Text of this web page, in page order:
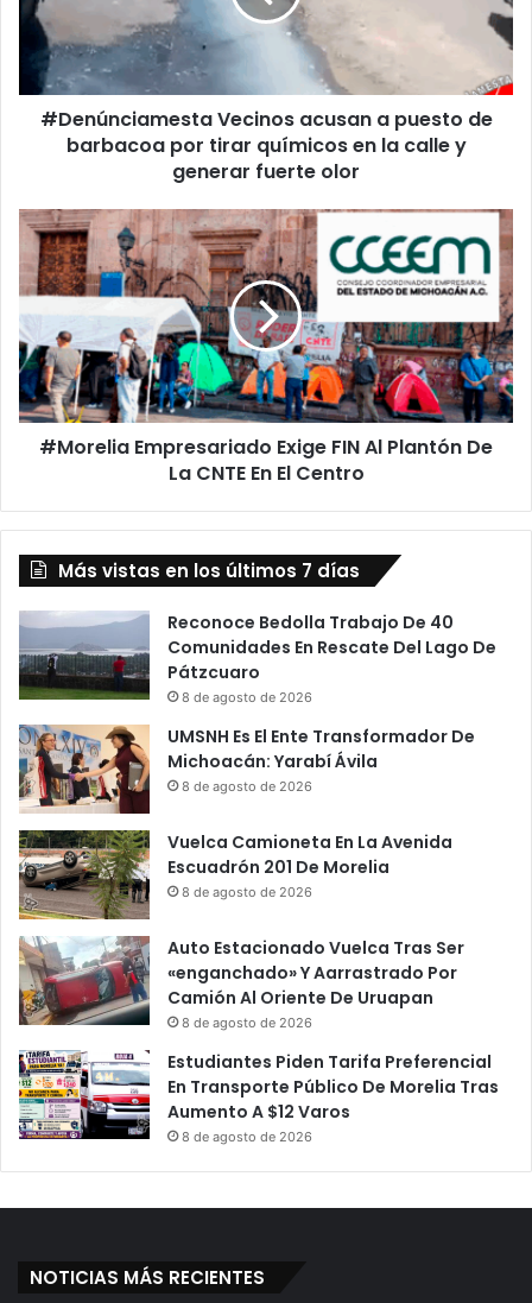
de
barbacoa
por
tirar
químicos
y
generar
fuerte
olor
#Denúnciamesta Vecinos acusan a puesto de
barbacoa por tirar químicos en la calle y
generar fuerte olor
#Morelia
Empresariado
Exige
FIN
Al
Plantón
De
La
CNTE
#Morelia Empresariado Exige FIN Al Plantón De
La CNTE En El Centro
Más vistas en los últimos 7 días
Reconoce Bedolla Trabajo De 40
Comunidades En Rescate Del Lago De
Pátzcuaro
8 de agosto de 2026
UMSNH Es El Ente Transformador De
Michoacán: Yarabí Ávila
8 de agosto de 2026
Vuelca Camioneta En La Avenida
Escuadrón 201 De Morelia
8 de agosto de 2026
Auto Estacionado Vuelca Tras Ser
«enganchado» Y Aarrastrado Por
Camión Al Oriente De Uruapan
8 de agosto de 2026
Estudiantes Piden Tarifa Preferencial
En Transporte Público De Morelia Tras
Aumento A $12 Varos
8 de agosto de 2026
NOTICIAS MÁS RECIENTES